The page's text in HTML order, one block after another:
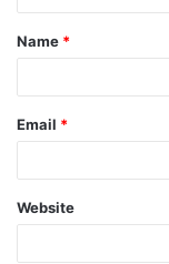
Name *
Email *
Website